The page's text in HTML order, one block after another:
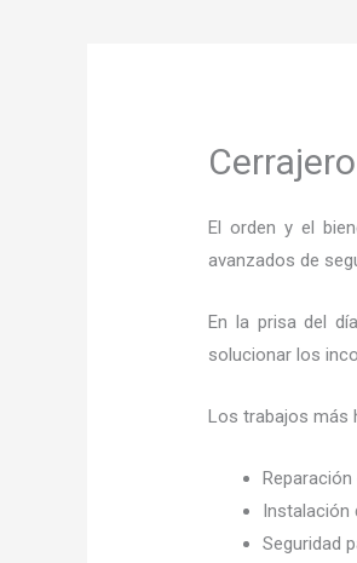
El orden y el
avanzados de
En la prisa del
solucionar los
Los trabajos más
Instalación
Seguridad